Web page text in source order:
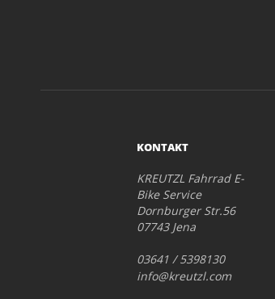
KONTAKT
KREUTZL Fahrrad E-
Bike Service
Dornburger Str.56
07743 Jena
03641 / 5398130
info@kreutzl.com